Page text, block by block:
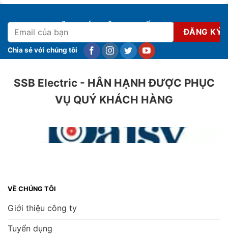
ĐĂNG KÝ NHẬN KHUYẾN MẠI
Chia sẻ với chúng tôi
SSB Electric - HÂN HẠNH ĐƯỢC PHỤC
VỤ QUÝ KHÁCH HÀNG
VỀ CHÚNG TÔI
Giới thiệu công ty
Tuyển dụng